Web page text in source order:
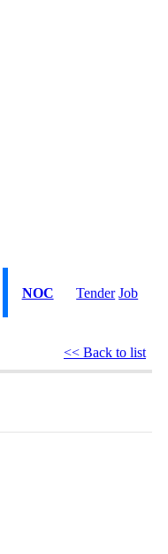
NOC Tender Job
<< Back to list